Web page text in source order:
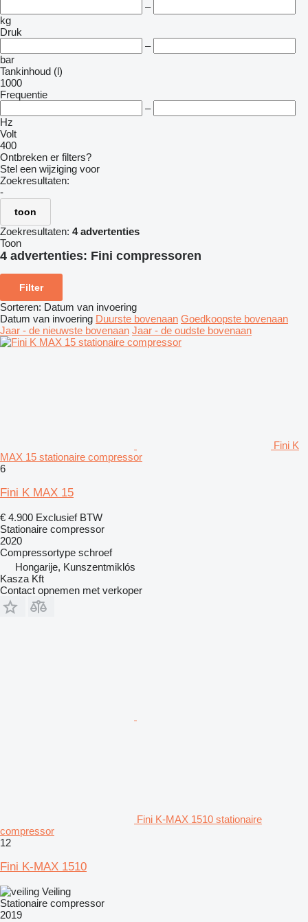
–
kg
Druk
–
bar
Tankinhoud (l)
1000
Frequentie
–
Hz
Volt
400
Ontbreken er filters?
Stel een wijziging voor
Zoekresultaten:
-
toon
Zoekresultaten: 4 advertenties
Toon
4 advertenties: Fini compressoren
Filter
Sorteren: Datum van invoering
Datum van invoering Duurste bovenaan Goedkoopste bovenaan
Jaar - de nieuwste bovenaan Jaar - de oudste bovenaan
Fini K
MAX 15 stationaire compressor
6
Fini K MAX 15
€ 4.900 Exclusief BTW
Stationaire compressor
2020
Compressortype schroef
Hongarije, Kunszentmiklós
Kasza Kft
Contact opnemen met verkoper
Fini K-MAX 1510 stationaire
compressor
12
Fini K-MAX 1510
Veiling
Stationaire compressor
2019